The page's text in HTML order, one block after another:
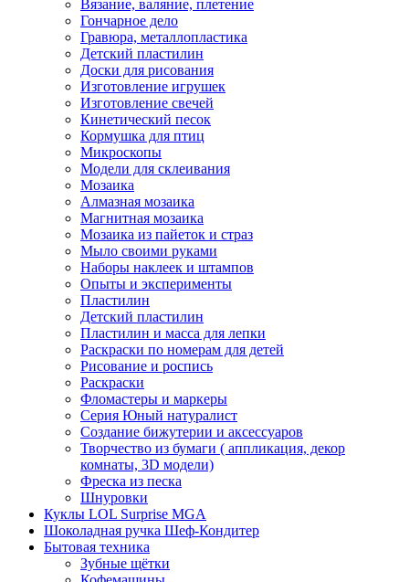
Вязание, валяние, плетение
Гончарное дело
Гравюра, металлопластика
Детский пластилин
Доски для рисования
Изготовление игрушек
Изготовление свечей
Кинетический песок
Кормушка для птиц
Микроскопы
Модели для склеивания
Мозаика
Алмазная мозаика
Магнитная мозаика
Мозаика из пайеток и страз
Мыло своими руками
Наборы наклеек и штампов
Опыты и эксперименты
Пластилин
Детский пластилин
Пластилин и масса для лепки
Раскраски по номерам для детей
Рисование и роспись
Раскраски
Фломастеры и маркеры
Серия Юный натуралист
Создание бижутерии и аксессуаров
Творчество из бумаги ( аппликация, декор
комнаты, 3D модели)
Фреска из песка
Шнуровки
Куклы LOL Surprise MGA
Шоколадная ручка Шеф-Кондитер
Бытовая техника
Зубные щётки